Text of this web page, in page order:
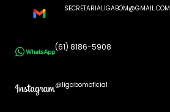
SECRETARIALIGABOM@GMAIL.COM
(61) 8186-5908
@ligabomoficial